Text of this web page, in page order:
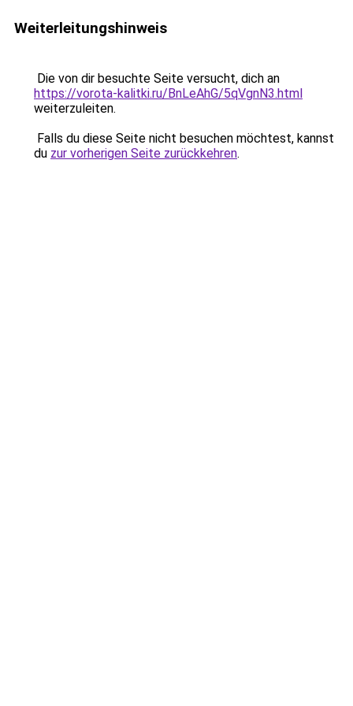
Weiterleitungshinweis
Die von dir besuchte Seite versucht, dich an
https://vorota-kalitki.ru/BnLeAhG/5qVgnN3.html
weiterzuleiten.
Falls du diese Seite nicht besuchen möchtest, kannst
du zur vorherigen Seite zurückkehren.